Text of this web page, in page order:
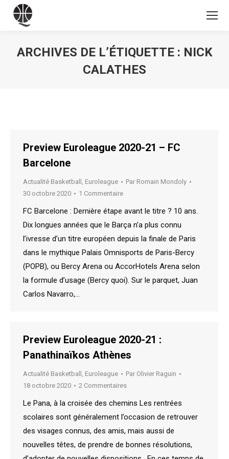
ARCHIVES DE L’ÉTIQUETTE : NICK
CALATHES
Preview Euroleague 2020-21 – FC
Barcelone
Actualité Basketball , Euroleague Par Romain Mondoly
30 octobre 2020
1 Commentaire
FC Barcelone : Dernière étape avant le titre ? 10 ans.
Dix longues années que le Barça n’a plus connu
l’ivresse d’un titre européen depuis la finale de Paris
dans le mythique Palais Omnisports de Paris-Bercy
(POPB), ou Bercy Arena ou AccorHotels Arena selon
la formule d’usage (Bercy quoi). Sur le parquet, Juan
Carlos Navarro,…
Preview Euroleague 2020-21 :
Panathinaïkos Athènes
Actualité Basketball , Euroleague Par Olivier Raguin
18 octobre 2020
2 Commentaires
Le Pana, à la croisée des chemins Les rentrées
scolaires sont généralement l’occasion de retrouver
des visages connus, des amis, mais aussi de
nouvelles têtes, de prendre de bonnes résolutions,